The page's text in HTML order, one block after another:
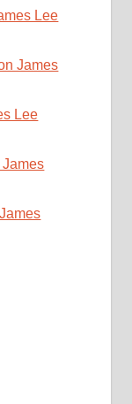
Lee
James
Lee